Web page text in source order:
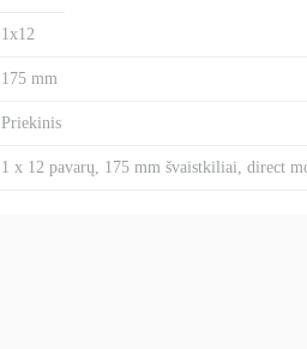
1x12
175 mm
Priekinis
1 x 12 pavarų, 175 mm švaistkiliai, direct